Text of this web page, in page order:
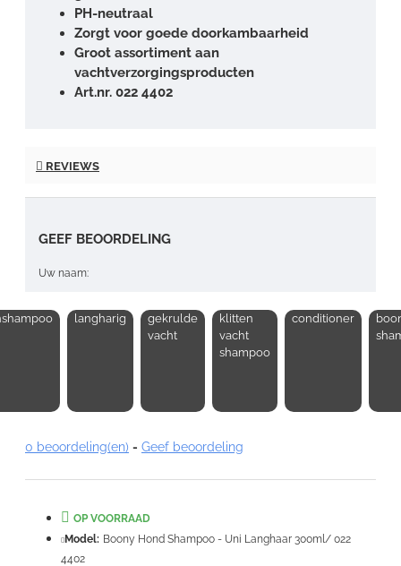
PH-neutraal
Zorgt voor goede doorkambaarheid
Groot assortiment aan
vachtverzorgingsproducten
Art.nr. 022 4402
REVIEWS
GEEF BEOORDELING
Uw naam:
Opmerking:
Note:HTML-code wordt niet vertaald!
VERDER
langharig
gekrulde
vacht
klitten
vacht
shampoo
conditioner
0 beoordeling(en) - Geef beoordeling
OP VOORRAAD
Model: Boony Hond Shampoo - Uni Langhaar 300ml/ 022
4402